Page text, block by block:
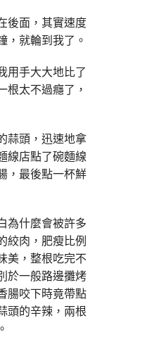
後面，其實速度
，就輪到我了。
用手大大地比了
根太不過癮了，
蒜頭，迅速地拿
線店點了碗麵線
，最後點一杯鮮
為什麼會被許多
絞肉，肥瘦比例
美，整根吃完不
於一般路邊攤烤
腸咬下時竟帶點
頭的辛辣，兩根